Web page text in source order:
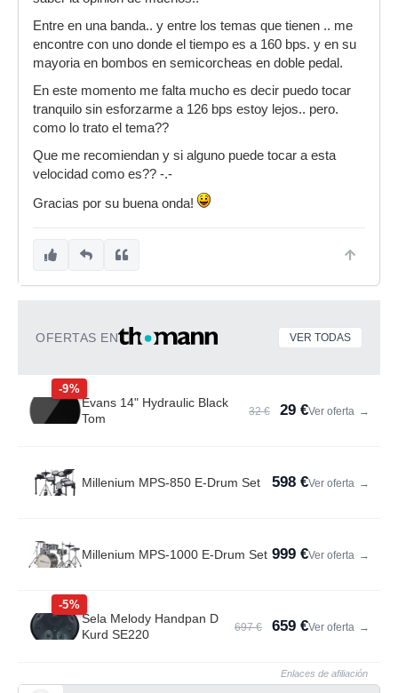
Entre en una banda.. y entre los temas que tienen .. me
encontre con uno donde el tiempo es a 160 bps. y en su
mayoria en bombos en semicorcheas en doble pedal.
En este momento me falta mucho es decir puedo tocar
tranquilo sin esforzarme a 126 bps estoy lejos.. pero.
como lo trato el tema??
Que me recomiendan y si alguno puede tocar a esta
velocidad como es?? -.-
Gracias por su buena onda!
OFERTAS EN VER TODAS
-9%
Evans 14" Hydraulic Black
Tom
32 € 29 €Ver oferta →
Millenium MPS-850 E-Drum Set 598 €Ver oferta →
Millenium MPS-1000 E-Drum Set 999 €Ver oferta →
-5%
Sela Melody Handpan D
Kurd SE220
697 € 659 €Ver oferta →
Enlaces de afiliación